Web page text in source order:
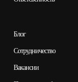
Блог
Сотрудничество
Вакансии